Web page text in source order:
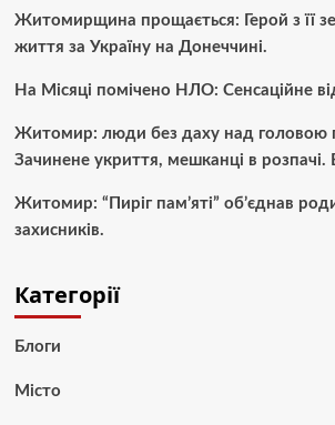
Житомирщина прощається: Герой з її
життя за Україну на Донеччині.
На Місяці помічено НЛО: Сенсаційне
Житомир: люди без даху над головою
Зачинене укриття, мешканці в розпачі.
Житомир: “Пиріг пам’яті” об’єднав
захисників.
Категорії
Блоги
Місто